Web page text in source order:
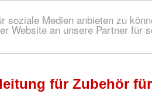
Medien anbieten zu
Website an unsere Partner für
für Zubehör